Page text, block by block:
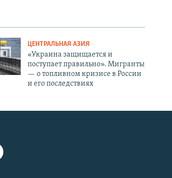
ЦЕНТРАЛЬНАЯ АЗИЯ
«Украина защищается и
поступает правильно». Мигранты
— о топливном кризисе в России
и его последствиях